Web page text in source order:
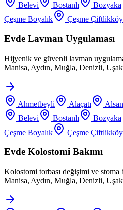
Belevi
Bostanlı Bozyaka
Çeşme Boyalık
Çeşme Çiftlikköy
Evde Lavman Uygulaması
Hijyenik ve güvenli lavman
Manisa, Aydın, Muğla, Denizli,
Ahmetbeyli Alaçatı
Belevi
Bostanlı Bozyaka
Çeşme Boyalık
Çeşme Çiftlikköy
Evde Kolostomi Bakımı
Kolostomi torbası değişimi ve
Manisa, Aydın, Muğla, Denizli,